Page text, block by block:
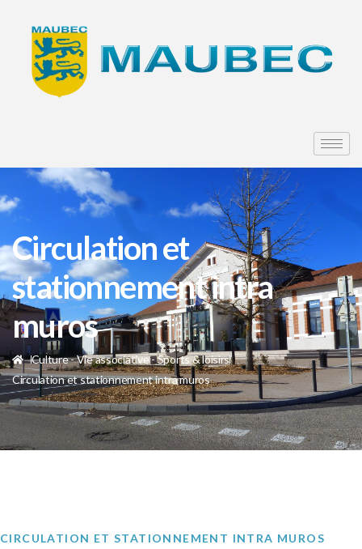
Circulation et
stationnement intra
muros
Culture - Vie associative - Sports & loisirs
Circulation et stationnement intra muros
CIRCULATION ET STATIONNEMENT INTRA MUROS